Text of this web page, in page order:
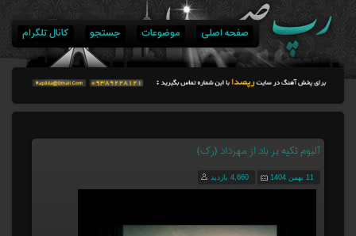
صفحه اصلی موضوعات جستجو کانال تلگرام
آلبوم تکیه بر باد از مهرداد (رک)
11 بهمن 1404 4,660 بازدید